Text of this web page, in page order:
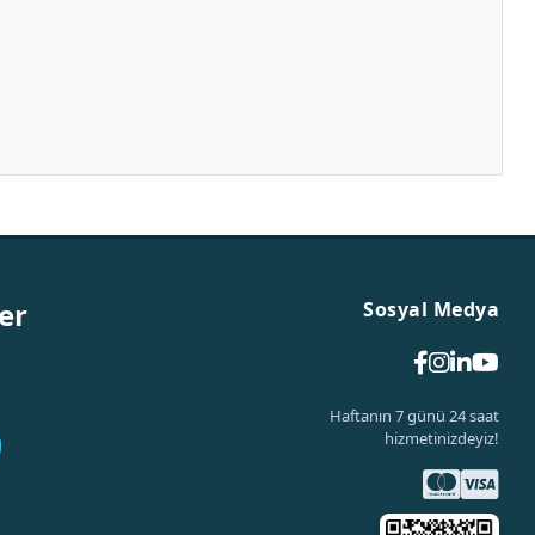
Sosyal Medya
Haftanın 7 günü 24 saat
hizmetinizdeyiz!